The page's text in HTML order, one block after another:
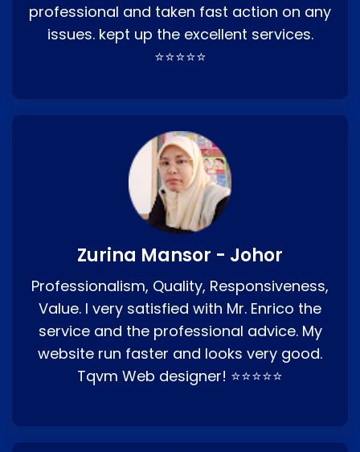
professional and taken fast action on any
issues. kept up the excellent services.
⭐⭐⭐⭐⭐
Zurina Mansor - Johor
Professionalism, Quality, Responsiveness,
Value. I very satisfied with Mr. Enrico the
service and the professional advice. My
website run faster and looks very good.
Tqvm Web designer! ⭐⭐⭐⭐⭐